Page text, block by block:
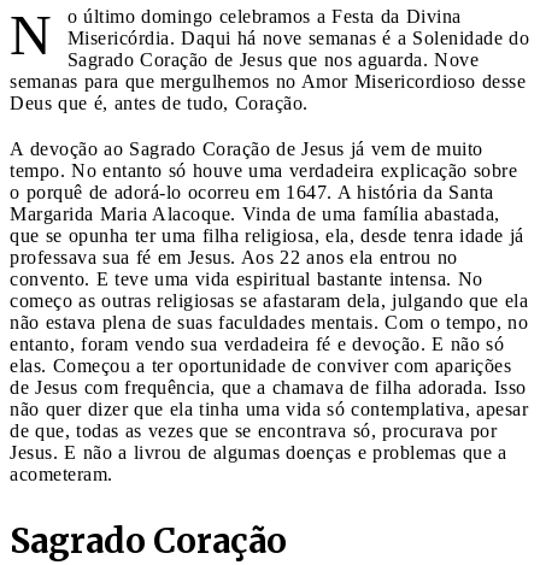
N
o último domingo celebramos a Festa da Divina
Misericórdia. Daqui há nove semanas é a Solenidade do
Sagrado Coração de Jesus que nos aguarda. Nove
semanas para que mergulhemos no Amor Misericordioso desse
Deus que é, antes de tudo, Coração.
A devoção ao Sagrado Coração de Jesus já vem de muito
tempo. No entanto só houve uma verdadeira explicação sobre
o porquê de adorá-lo ocorreu em 1647. A história da Santa
Margarida Maria Alacoque. Vinda de uma família abastada,
que se opunha ter uma filha religiosa, ela, desde tenra idade já
professava sua fé em Jesus. Aos 22 anos ela entrou no
convento. E teve uma vida espiritual bastante intensa. No
começo as outras religiosas se afastaram dela, julgando que ela
não estava plena de suas faculdades mentais. Com o tempo, no
entanto, foram vendo sua verdadeira fé e devoção. E não só
elas. Começou a ter oportunidade de conviver com aparições
de Jesus com frequência, que a chamava de filha adorada. Isso
não quer dizer que ela tinha uma vida só contemplativa, apesar
de que, todas as vezes que se encontrava só, procurava por
Jesus. E não a livrou de algumas doenças e problemas que a
acometeram.
Sagrado Coração